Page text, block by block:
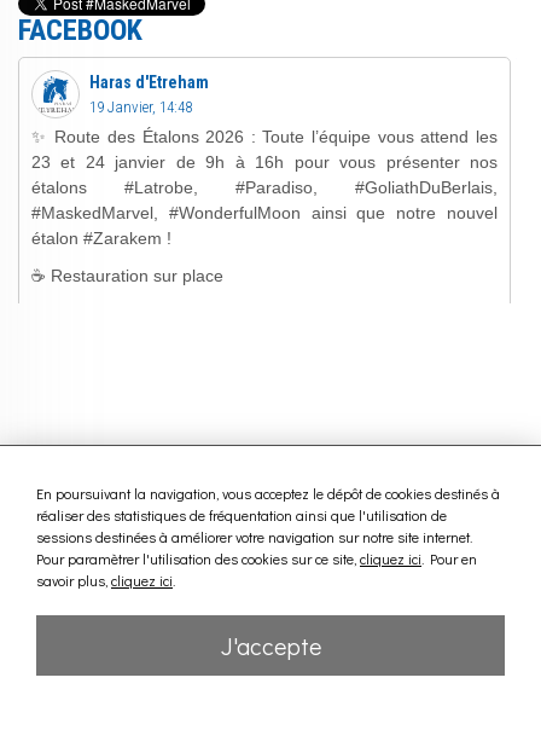
FACEBOOK
En poursuivant la navigation, vous acceptez le dépôt de cookies destinés à
réaliser des statistiques de fréquentation ainsi que l'utilisation de
sessions destinées à améliorer votre navigation sur notre site internet.
Pour paramètrer l'utilisation des cookies sur ce site, cliquez ici . Pour en
savoir plus, cliquez ici
J'accepte